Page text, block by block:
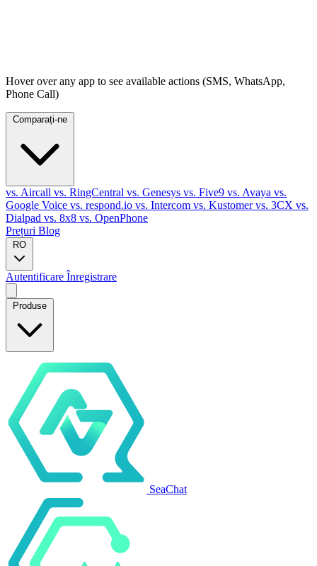
Hover over any app to see available actions (SMS, WhatsApp,
Phone Call)
vs. Aircall vs. RingCentral vs. Genesys vs. Five9 vs. Avaya vs.
Google Voice vs. respond.io vs. Intercom vs. Kustomervs. 3CX vs.
Dialpad vs. 8x8 vs. OpenPhone
Prețuri Blog
RO
Autentificare Înregistrare
Produse
SeaChat